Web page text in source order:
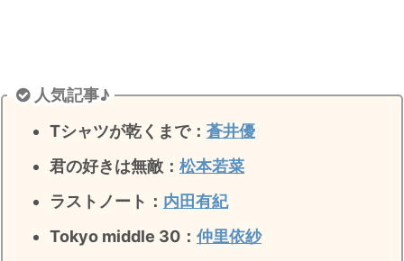
人気記事♪
Tシャツが乾くまで： 蒼井優
君の好きは無敵 ： 松本若菜
ラストノート ： 内田有紀
Tokyo middle 30： 仲里依紗